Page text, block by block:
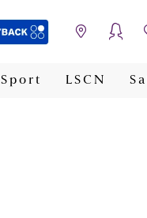
Sport LSCN